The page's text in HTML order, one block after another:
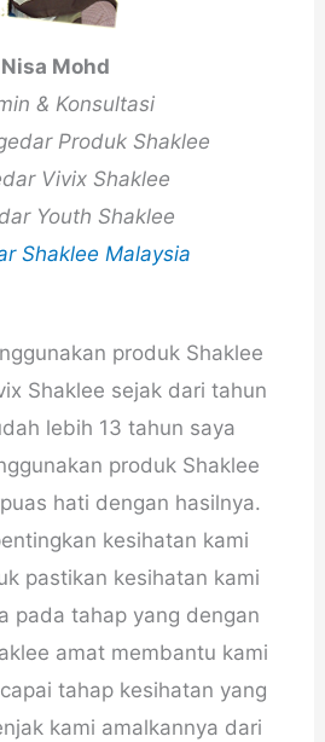
Nisa Mohd
& Konsultasi
Produk Shaklee
Vivix Shaklee
Youth Shaklee
Shaklee Malaysia
produk Shaklee
Shaklee sejak dari tahun
lebih 13 tahun saya
produk Shaklee
hati dengan hasilnya.
kesihatan kami
pastikan kesihatan kami
pada tahap yang dengan
amat membantu kami
tahap kesihatan yang
kami amalkannya dari